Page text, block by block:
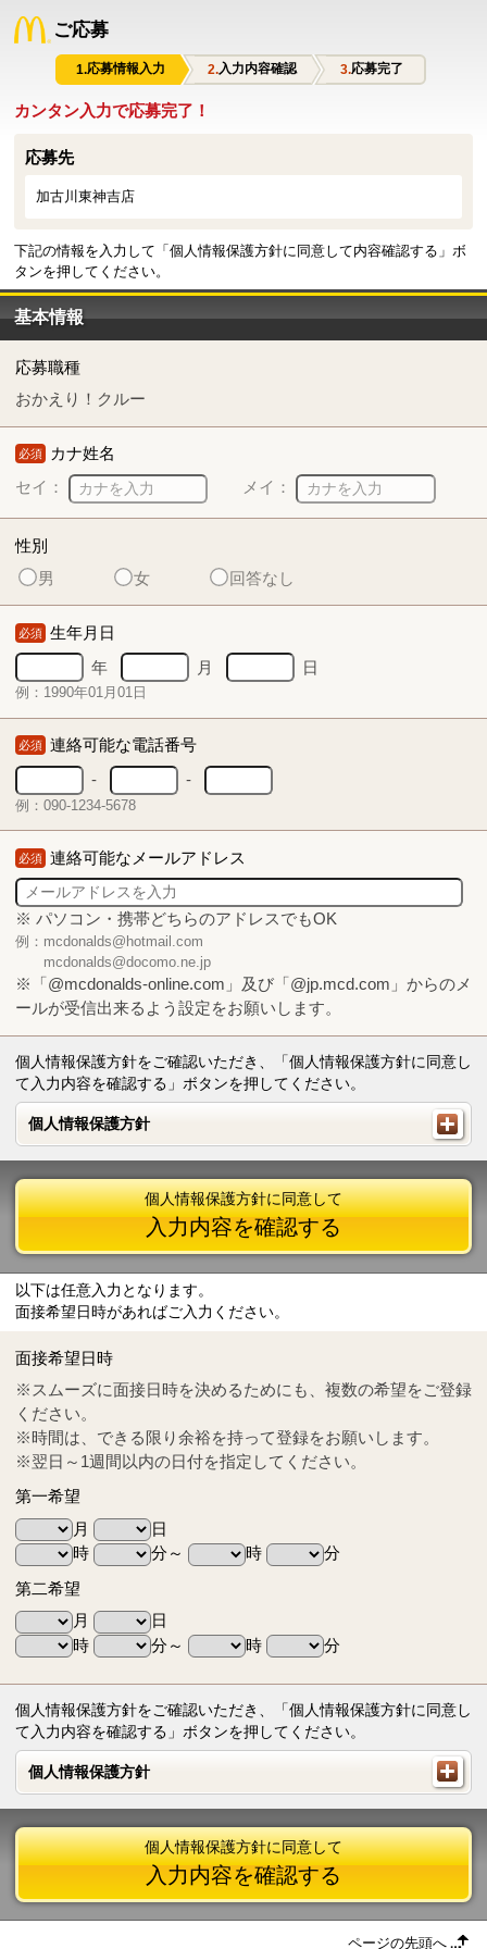
ご応募
応募情報入力 入力内容確認 応募完了
カンタン入力で応募完了！
応募先
加古川東神吉店
下記の情報を入力して「個人情報保護方針に同意して内容確認する」ボ
タンを押してください。
基本情報
応募職種
おかえり！クルー
必須 カナ姓名
セイ：
メイ：
性別
男
女 回答なし
必須 生年月日
年
月 日
例：1990年01月01日
必須 連絡可能な電話番号
-
-
例：090-1234-5678
必須 連絡可能なメールアドレス
※ パソコン・携帯どちらのアドレスでもOK
例：mcdonalds@hotmail.com
mcdonalds@docomo.ne.jp
※「@mcdonalds-online.com」及び「@jp.mcd.com」からのメ
ールが受信出来るよう設定をお願いします。
個人情報保護方針をご確認いただき、「個人情報保護方針に同意し
て入力内容を確認する」ボタンを押してください。
個人情報保護方針
個人情報保護方針
Tel
0570-55-0314
個人情報保護方針に同意して
入力内容を確認する
以下は任意入力となります。
面接希望日時があればご入力ください。
面接希望日時
※スムーズに面接日時を決めるためにも、複数の希望をご登録
ください。
※時間は、できる限り余裕を持って登録をお願いします。
※翌日～1週間以内の日付を指定してください。
第一希望
月
日
時
分～ 時
分
第二希望
月
日
時
分～ 時 分
個人情報保護方針をご確認いただき、「個人情報保護方針に同意し
て入力内容を確認する」ボタンを押してください。
個人情報保護方針
個人情報保護方針
個人情報保護方針に同意して
入力内容を確認する
ページの先頭へ